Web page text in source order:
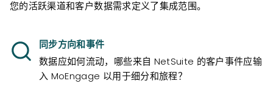
您的活跃渠道和客户数据需求定义了集成范围。
同步方向和事件
数据应如何流动，哪些来自 NetSuite 的客户事件应输
入 MoEngage 以用于细分和旅程？